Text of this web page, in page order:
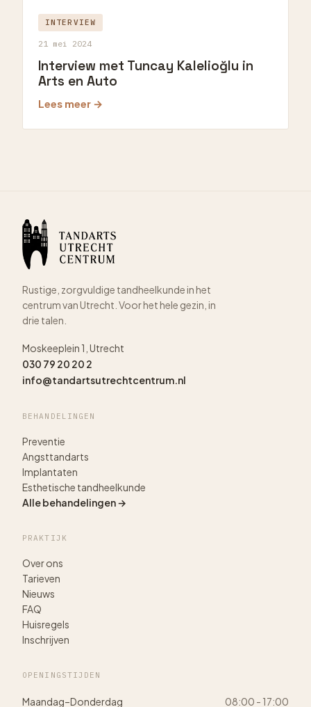
INTERVIEW
21 mei 2024
Interview met Tuncay Kalelioğlu in
Arts en Auto
Lees meer →
Rustige, zorgvuldige tandheelkunde in het
centrum van Utrecht. Voor het hele gezin, in
drie talen.
Moskeeplein 1, Utrecht
030 79 20 20 2
info@tandartsutrechtcentrum.nl
BEHANDELINGEN
Preventie
Angsttandarts
Implantaten
Esthetische tandheelkunde
Alle behandelingen →
PRAKTIJK
Over ons
Tarieven
Nieuws
FAQ
Huisregels
Inschrijven
OPENINGSTIJDEN
Maandag–Donderdag 08:00 - 17:00